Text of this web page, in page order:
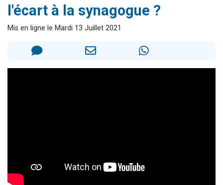
Il reste 49 places pour étudier en groupe sur Zoom
Nathaniel vient de donner son Maasser
4 personnes viennent de nous rejoindre sur WhatsApp
l'écart à la synagogue ?
Mis en ligne le Mardi 13 Juillet 2021